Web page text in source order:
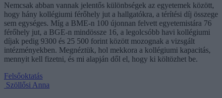
Nemcsak abban vannak jelentős különbségek az egyetemek között,
hogy hány kollégiumi férőhely jut a hallgatókra, a térítési díj összege
sem egységes. Míg a BME-n 100 újonnan felvett egyetemistára 76
férőhely jut, a BGE-n mindössze 16, a legolcsóbb havi kollégiumi
díjak pedig 9300 és 25 500 forint között mozognak a vizsgált
intézményekben. Megnéztük, hol mekkora a kollégiumi kapacitás,
mennyit kell fizetni, és mi alapján dől el, hogy ki költözhet be.
Felsőoktatás
Szöllősi Anna